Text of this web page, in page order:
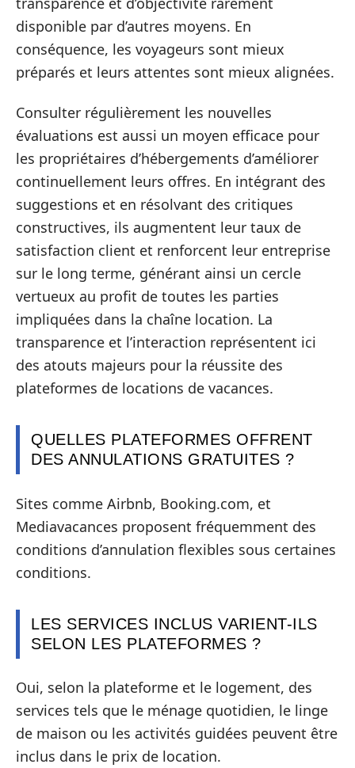
disponible par d’autres moyens. En
conséquence, les voyageurs sont mieux
préparés et leurs attentes sont mieux alignées.
Consulter régulièrement les nouvelles
évaluations est aussi un moyen efficace pour
les propriétaires d’hébergements d’améliorer
continuellement leurs offres. En intégrant des
suggestions et en résolvant des critiques
constructives, ils augmentent leur taux de
satisfaction client et renforcent leur entreprise
sur le long terme, générant ainsi un cercle
vertueux au profit de toutes les parties
impliquées dans la chaîne location. La
transparence et l’interaction représentent ici
des atouts majeurs pour la réussite des
plateformes de locations de vacances.
QUELLES PLATEFORMES OFFRENT
DES ANNULATIONS GRATUITES ?
Sites comme Airbnb, Booking.com, et
Mediavacances proposent fréquemment des
conditions d’annulation flexibles sous certaines
conditions.
LES SERVICES INCLUS VARIENT-ILS
SELON LES PLATEFORMES ?
Oui, selon la plateforme et le logement, des
services tels que le ménage quotidien, le linge
de maison ou les activités guidées peuvent être
inclus dans le prix de location.